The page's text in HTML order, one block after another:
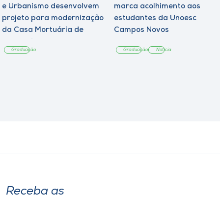
e Urbanismo desenvolvem
projeto para modernização
da Casa Mortuária de
Graduação
marca acolhimento aos
estudantes da Unoesc
Campos Novos
Graduação Notícia
Receba as